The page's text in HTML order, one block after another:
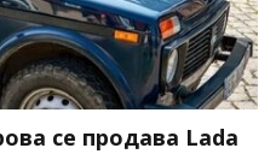
се продава Lada